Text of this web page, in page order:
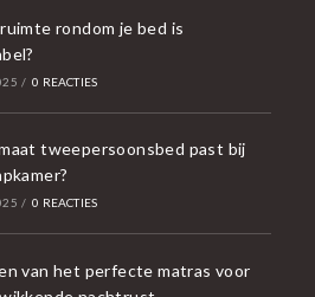
rondom je bed is
/ 0 REACTIES
tweepersoonsbed past bij
/ 0 REACTIES
van het perfecte matras voor